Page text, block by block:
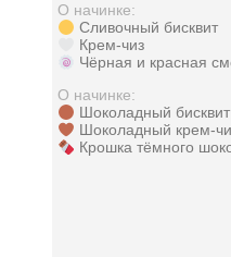
О начинке:
Сливочный бисквит
Крем-чиз
Чёрная и красная
О начинке:
Шоколадный бисквит
Шоколадный крем-
Крошка тёмного